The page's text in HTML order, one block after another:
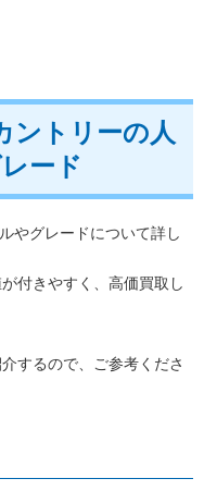
トリーの人
ード
やグレードについて詳し
付きやすく、高価買取し
するので、ご参考くださ